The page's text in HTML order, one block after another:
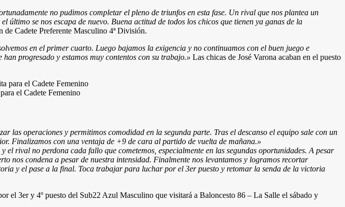
no pudimos completar el pleno de triunfos en esta fase. Un rival que nos plantea un
se nos escapa de nuevo. Buena actitud de todos los chicos que tienen ya ganas de la
de Cadete Preferente Masculino 4ª División.
en el primer cuarto. Luego bajamos la exigencia y no continuamos con el buen juego e
progresado y estamos muy contentos con su trabajo.» Las chicas de José Varona acaban en el puesto
el Cadete Femenino
las operaciones y permitimos comodidad en la segunda parte. Tras el descanso el equipo sale con un
Finalizamos con una ventaja de +9 de cara al partido de vuelta de mañana.»
el rival no perdona cada fallo que cometemos, especialmente en las segundas oportunidades. A pesar
nos condena a pesar de nuestra intensidad. Finalmente nos levantamos y logramos recortar
y el pase a la final. Toca trabajar para luchar por el 3er puesto y retomar la senda de la victoria
el 3er y 4º puesto del Sub22 Azul Masculino que visitará a Baloncesto 86 – La Salle el sábado y